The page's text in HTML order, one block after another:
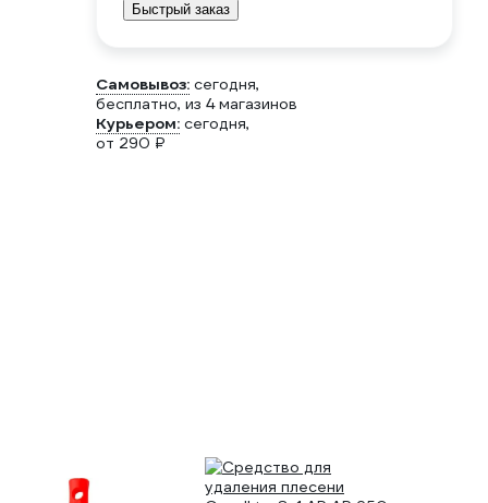
Быстрый заказ
Самовывоз: сегодня,
бесплатно, из 4 магазинов
Курьером: сегодня,
от 290 ₽